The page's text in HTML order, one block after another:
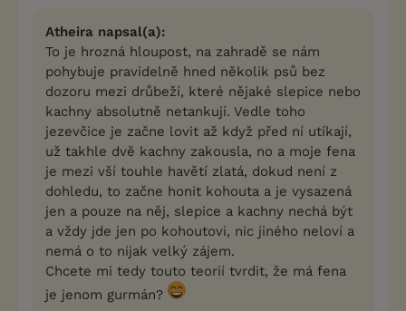
Atheira napsal(a):
To je hrozná hloupost, na zahradě se nám
pohybuje pravidelně hned několik psů bez
dozoru mezi drůbeží, které nějaké slepice nebo
kachny absolutně netankují. Vedle toho
jezevčice je začne lovit až když před ní utíkají,
už takhle dvě kachny zakousla, no a moje fena
je mezi vší touhle havětí zlatá, dokud není z
dohledu, to začne honit kohouta a je vysazená
jen a pouze na něj, slepice a kachny nechá být
a vždy jde jen po kohoutovi, nic jiného neloví a
nemá o to nijak velký zájem.
Chcete mi tedy touto teorií tvrdit, že má fena
je jenom gurmán?